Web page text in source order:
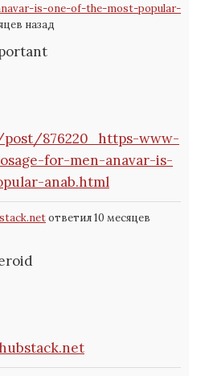
is-one-of-the-most-popular-
назад
876220_https-www-
for-men-anavar-is-
anab.html
ответил 10 месяцев